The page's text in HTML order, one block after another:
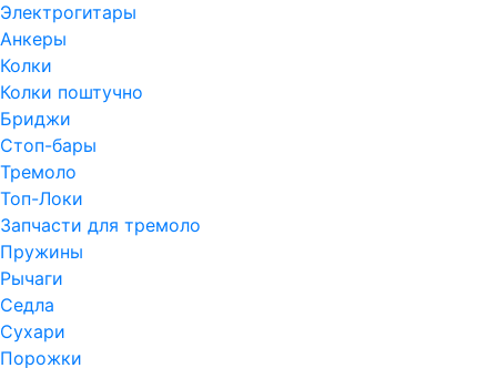
Электрогитары
Анкеры
Колки
Колки поштучно
Бриджи
Стоп-бары
Тремоло
Топ-Локи
Запчасти для тремоло
Пружины
Рычаги
Седла
Сухари
Порожки